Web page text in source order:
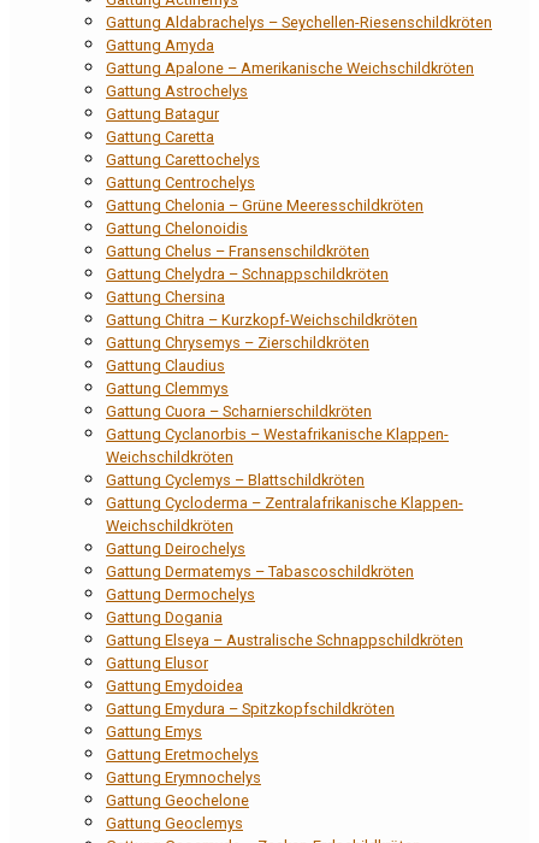
Gattung Aldabrachelys – Seychellen-Riesenschildkröten
Gattung Amyda
Gattung Apalone – Amerikanische Weichschildkröten
Gattung Astrochelys
Gattung Batagur
Gattung Caretta
Gattung Carettochelys
Gattung Centrochelys
Gattung Chelonia – Grüne Meeresschildkröten
Gattung Chelonoidis
Gattung Chelus – Fransenschildkröten
Gattung Chelydra – Schnappschildkröten
Gattung Chersina
Gattung Chitra – Kurzkopf-Weichschildkröten
Gattung Chrysemys – Zierschildkröten
Gattung Claudius
Gattung Clemmys
Gattung Cuora – Scharnierschildkröten
Gattung Cyclanorbis – Westafrikanische Klappen-
Weichschildkröten
Gattung Cyclemys – Blattschildkröten
Gattung Cycloderma – Zentralafrikanische Klappen-
Weichschildkröten
Gattung Deirochelys
Gattung Dermatemys – Tabascoschildkröten
Gattung Dermochelys
Gattung Dogania
Gattung Elseya – Australische Schnappschildkröten
Gattung Elusor
Gattung Emydoidea
Gattung Emydura – Spitzkopfschildkröten
Gattung Emys
Gattung Eretmochelys
Gattung Erymnochelys
Gattung Geochelone
Gattung Geoclemys